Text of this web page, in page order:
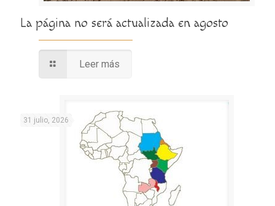
La página no será actualizada en agosto
Leer más
31 julio, 2026